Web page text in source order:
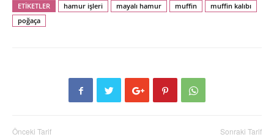
ETİKETLER hamur işleri mayalı hamur muffin
muffin kalıbı
poğaça
Önceki Tarif Sonraki Tarif